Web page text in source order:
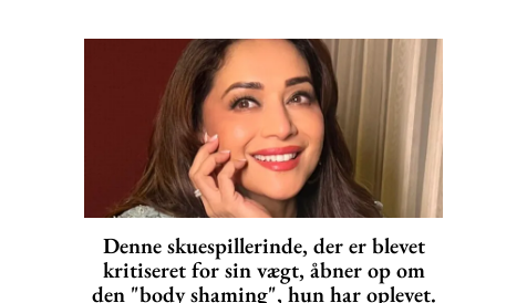
Denne skuespillerinde, der er blevet
kritiseret for sin vægt, åbner op om
den "body shaming", hun har oplevet.